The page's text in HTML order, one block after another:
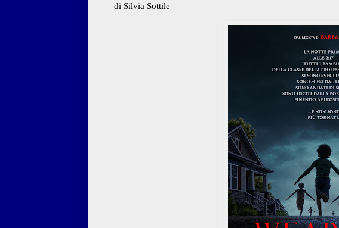
di Silvia Sottile